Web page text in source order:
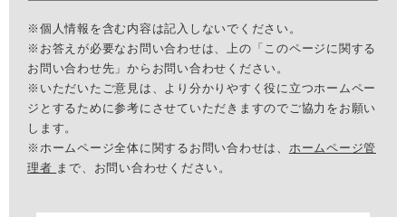
※個人情報を含む内容は記入しないでください。
※お答えが必要なお問い合わせは、上の「このページに関する
お問い合わせ先」からお問い合わせください。
※いただいたご意見は、より分かりやすく役に立つホームペー
ジとするために参考にさせていただきますのでご協力をお願い
します。
※ホームページ全体に関するお問い合わせは、 ホームページ管
理者 まで、お問い合わせください。